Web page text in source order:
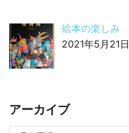
絵本の楽しみ
2021年5月21日
アーカイブ